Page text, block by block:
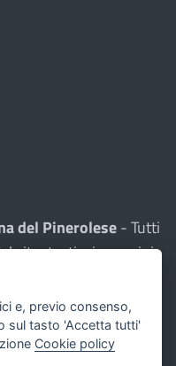
del Pinerolese- Tutti
sito, testi e immagini
per UTENTI CON
font italiana ad Alta
e, previo consenso,
sul tasto 'Accetta tutti'
Cookie policy